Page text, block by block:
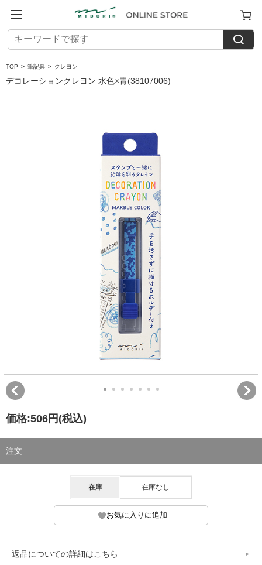
TOP > 筆記具 > クレヨン
デコレーションクレヨン 水色×青(38107006)
価格:506円 (税込)
注文
在庫 在庫なし
返品についての詳細はこちら